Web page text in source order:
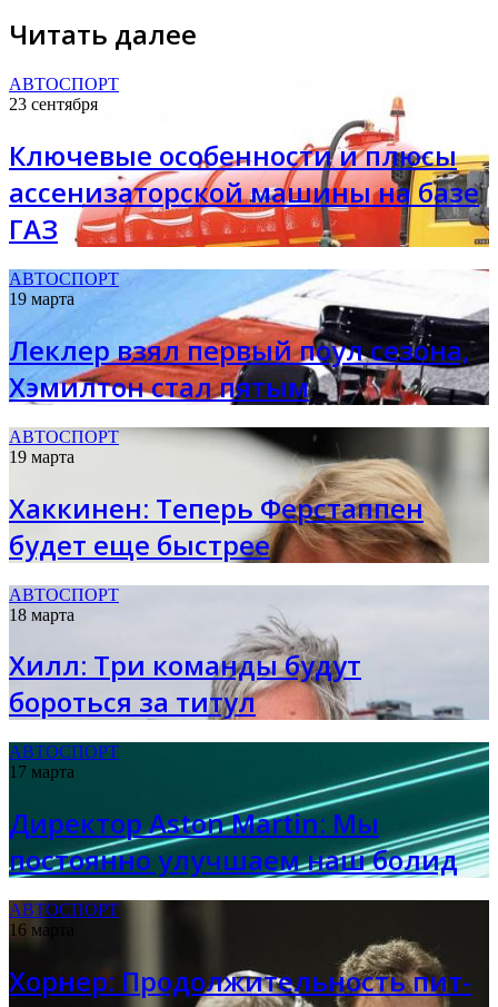
Читать далее
АВТОСПОРТ
23 сентября
Ключевые особенности и плюсы
ассенизаторской машины на базе
ГАЗ
АВТОСПОРТ
19 марта
Леклер взял первый поул сезона,
Хэмилтон стал пятым
АВТОСПОРТ
19 марта
Хаккинен: Теперь Ферстаппен
будет еще быстрее
АВТОСПОРТ
18 марта
Хилл: Три команды будут
бороться за титул
АВТОСПОРТ
17 марта
Директор Aston Martin: Мы
постоянно улучшаем наш болид
АВТОСПОРТ
16 марта
Хорнер: Продолжительность пит-